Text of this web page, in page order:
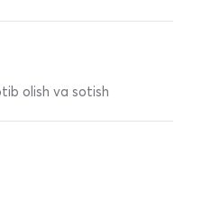
olish va sotish